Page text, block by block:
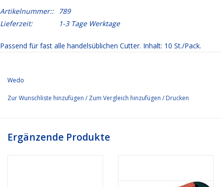
Artikelnummer::
789
Lieferzeit:
1-3 Tage Werktage
Passend für fast alle handelsüblichen Cutter. Inhalt: 10 St./Pack.
Wedo
Zur Wunschliste hinzufügen / Zum Vergleich hinzufügen / Drucken
Ergänzende Produkte